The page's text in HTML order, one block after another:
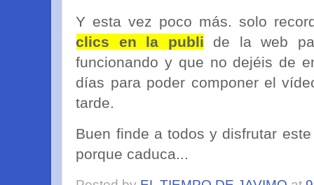
Y esta vez poco más. solo
clics en la publi de la web
funcionando y que no dejéis de
días para poder componer el
tarde.
Buen finde a todos y disfrutar
porque caduca...